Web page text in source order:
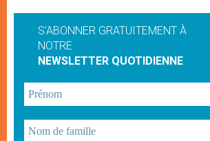
S'ABONNER GRATUITEMENT À
NOTRE
NEWSLETTER QUOTIDIENNE